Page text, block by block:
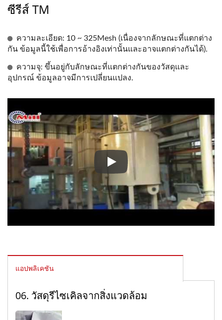
ซีรีส์ TM
ความละเอียด: 10 ~ 325Mesh (เนื่องจากลักษณะที่แตกต่าง
กัน ข้อมูลนี้ใช้เพื่อการอ้างอิงเท่านั้นและอาจแตกต่างกันได้).
ความจุ: ขึ้นอยู่กับลักษณะที่แตกต่างกันของวัสดุและ
อุปกรณ์ ข้อมูลอาจมีการเปลี่ยนแปลง.
ระบบรีไซเคิลสิ่งแวดล้อม, กระด
แอปพลิเคชัน
06. วัสดุรีไซเคิลจากสิ่งแวดล้อม